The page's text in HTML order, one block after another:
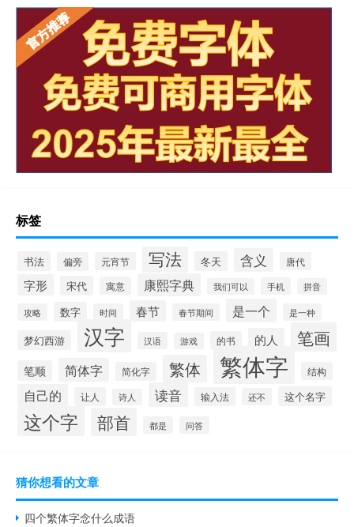
标签
书法 偏旁 元宵节 写法 冬天 含义 唐代
字形 宋代 寓意 康熙字典 我们可以 手机 拼音
攻略 数字 时间 春节 春节期间 是一个 是一种
梦幻西游 汉字 汉语 游戏 的书 的人 笔画
笔顺 简体字 简化字 繁体 繁体字 结构
自己的 让人 诗人 读音 输入法 还不 这个名字
这个字 部首 都是 问答
猜你想看的文章
四个繁体字念什么成语